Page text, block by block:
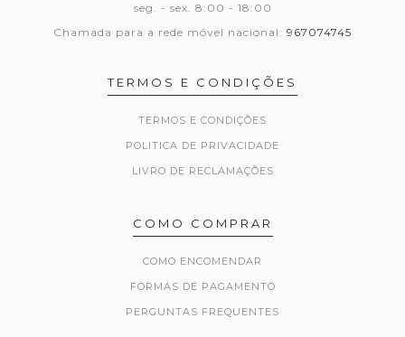
seg. - sex. 8:00 - 18:00
Chamada para a rede móvel nacional: 967074745
TERMOS E CONDIÇÕES
TERMOS E CONDIÇÕES
POLITICA DE PRIVACIDADE
LIVRO DE RECLAMAÇÕES
COMO COMPRAR
COMO ENCOMENDAR
FORMAS DE PAGAMENTO
PERGUNTAS FREQUENTES